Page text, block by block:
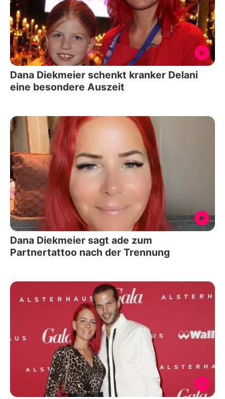
Dana Diekmeier schenkt kranker Delani
eine besondere Auszeit
Dana Diekmeier sagt ade zum
Partnertattoo nach der Trennung